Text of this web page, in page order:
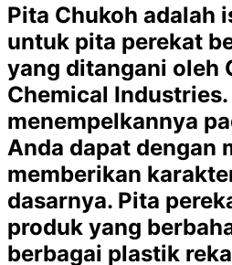
Pita Chukoh adalah
untuk pita perekat
yang ditangani oleh
Chemical Industries.
menempelkannya
Anda dapat dengan
memberikan
dasarnya. Pita
produk yang
berbagai plastik